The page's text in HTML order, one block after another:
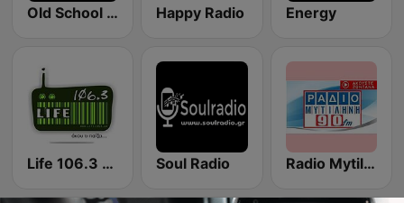
Old School Techno Rave Happy Radio Energy
Life 106.3 FM Soul Radio Radio Mytilini